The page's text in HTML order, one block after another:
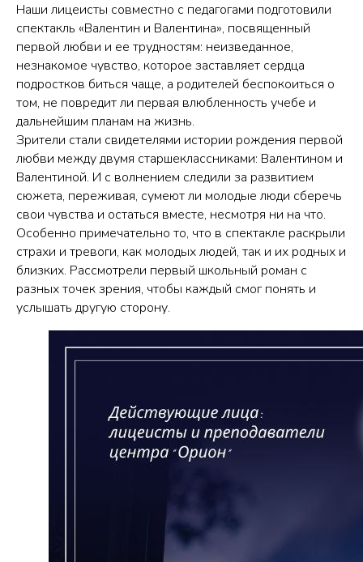
Наши лицеисты совместно с педагогами подготовили
спектакль «Валентин и Валентина», посвященный
первой любви и ее трудностям: неизведанное,
незнакомое чувство, которое заставляет сердца
подростков биться чаще, а родителей беспокоиться о
том, не повредит ли первая влюбленность учебе и
дальнейшим планам на жизнь.
Зрители стали свидетелями истории рождения первой
любви между двумя старшеклассниками: Валентином и
Валентиной. И с волнением следили за развитием
сюжета, переживая, сумеют ли молодые люди сберечь
свои чувства и остаться вместе, несмотря ни на что.
Особенно примечательно то, что в спектакле раскрыли
страхи и тревоги, как молодых людей, так и их родных и
близких. Рассмотрели первый школьный роман с
разных точек зрения, чтобы каждый смог понять и
услышать другую сторону.